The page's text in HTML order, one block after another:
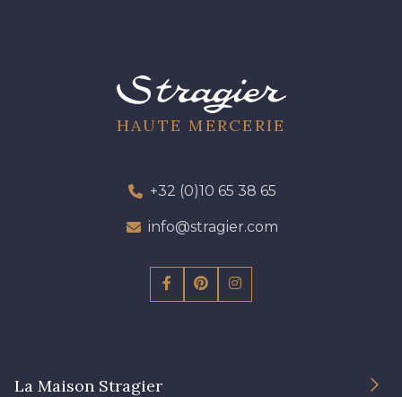
HAUTE MERCERIE
+32 (0)10 65 38 65
info@stragier.com
La Maison Stragier